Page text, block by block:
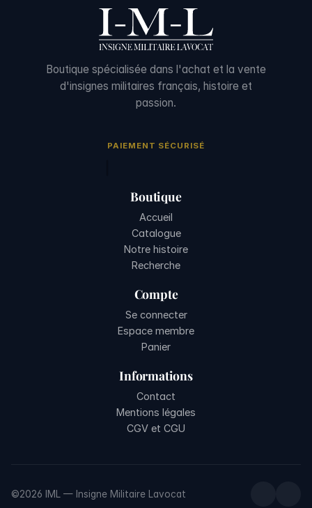
Boutique spécialisée dans l'achat et la vente
d'insignes militaires français, histoire et
passion.
PAIEMENT SÉCURISÉ
Boutique
Accueil
Catalogue
Notre histoire
Recherche
Compte
Se connecter
Espace membre
Panier
Informations
Contact
Mentions légales
CGV et CGU
©2026 IML — Insigne Militaire Lavocat